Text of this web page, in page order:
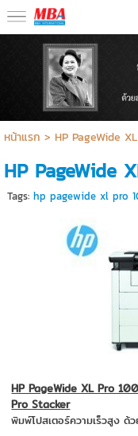
หน้าแรก > HP PageWide XL
HP PageWide
Tags: hp pagewide xl pro
HP PageWide XL Pro
Pro Stacker
พิมพ์โปสเตอร์ความเร็วสูง ด้